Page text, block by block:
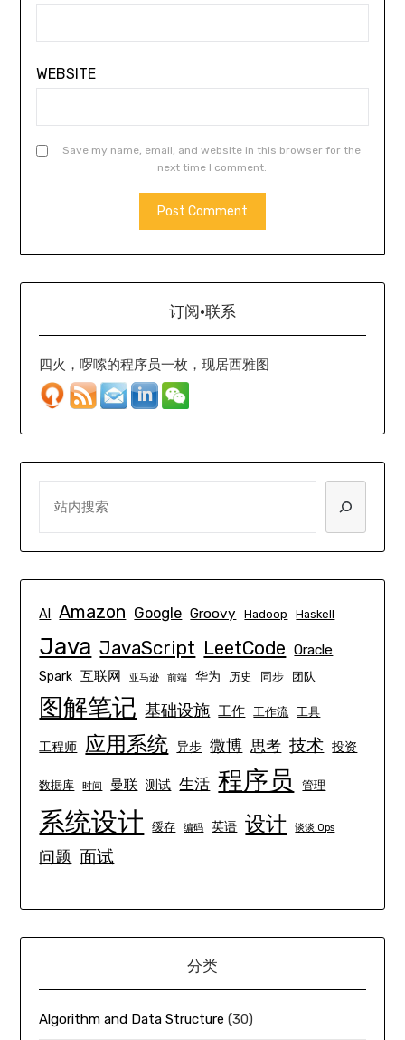
WEBSITE
Save my name, email, and website in this browser for the
next time I comment.
订阅·联系
四火，啰嗦的程序员一枚，现居西雅图
AI Amazon Google Groovy Hadoop Haskell
Java JavaScript LeetCode Oracle
Spark 互联网 亚马逊 前端 华为 历史 同步 团队
图解笔记 基础设施 工作 工作流 工具
工程师 应用系统 异步 微博 思考 技术 投资
数据库 时间 曼联 测试 生活 程序员 管理
系统设计 缓存 编码 英语 设计 谈谈 Ops
问题 面试
分类
Algorithm and Data Structure (30)